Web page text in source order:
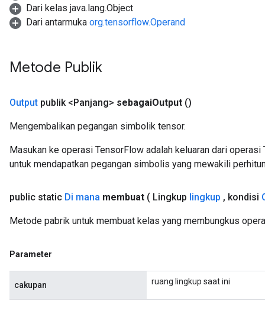
Dari kelas java.lang.Object
Dari antarmuka org.tensorflow.Operand
Metode Publik
Output publik <Panjang> sebagaiOutput ()
Mengembalikan pegangan simbolik tensor.
Masukan ke operasi TensorFlow adalah keluaran dari
untuk mendapatkan pegangan simbolis yang mewakili
public static Di mana membuat ( Lingkup lingkup , kondisi
Metode pabrik untuk membuat kelas yang membungkus
Parameter
cakupan ruang lingkup saat ini